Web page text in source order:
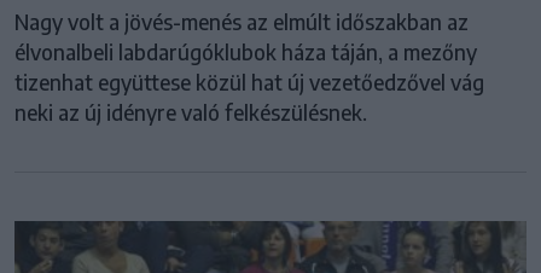
Nagy volt a jövés-menés az elmúlt időszakban az
élvonalbeli labdarúgóklubok háza táján, a mezőny
tizenhat együttese közül hat új vezetőedzővel vág
neki az új idényre való felkészülésnek.